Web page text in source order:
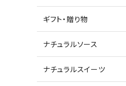
ギフト・贈り物
ナチュラルソース
ナチュラルスイーツ